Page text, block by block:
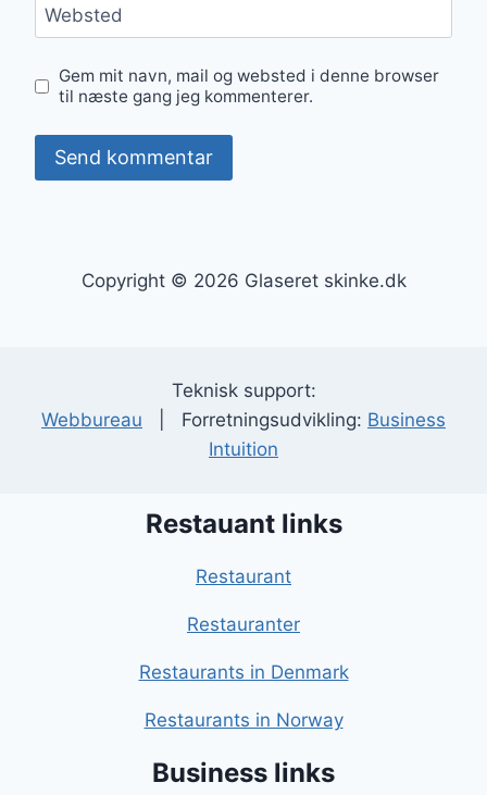
Websted
Gem mit navn, mail og websted i denne browser
til næste gang jeg kommenterer.
Copyright © 2026 Glaseret skinke.dk
Teknisk support:
Webbureau | Forretningsudvikling: Business
Intuition
Restauant links
Restaurant
Restauranter
Restaurants in Denmark
Restaurants in Norway
Business links